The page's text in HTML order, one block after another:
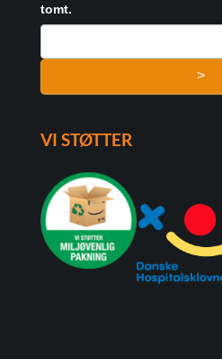
tomt.
>
VI STØTTER